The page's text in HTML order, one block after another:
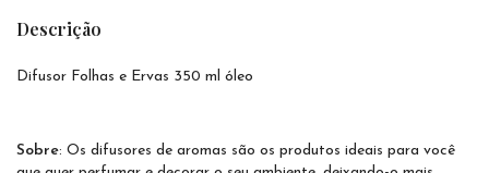
Descrição
Difusor Folhas e Ervas 350 ml óleo
Sobre: Os difusores de aromas são os produtos ideais para você